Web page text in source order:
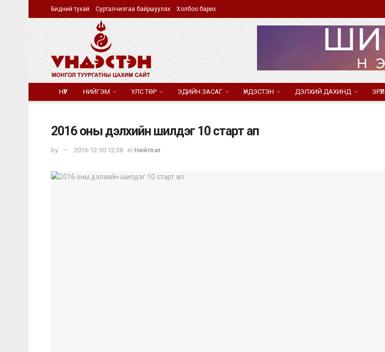
Бидний тухай Сурталчилгаа байршуулах Холбоо барих
НҮҮР НИЙГЭМ УЛС ТӨР ЭДИЙН ЗАСАГ ҮНДЭСТЭН ДЭЛХИЙ ДАХИНД
2016 оны дэлхийн шилдэг 10 старт ап
by 2016-12-30 12:38 in Нийтлэл